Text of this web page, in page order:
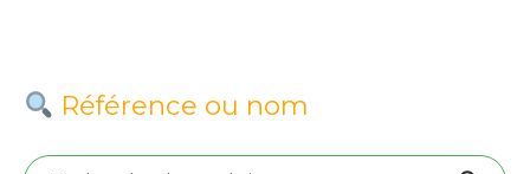
Référence ou nom
Recherche pour :